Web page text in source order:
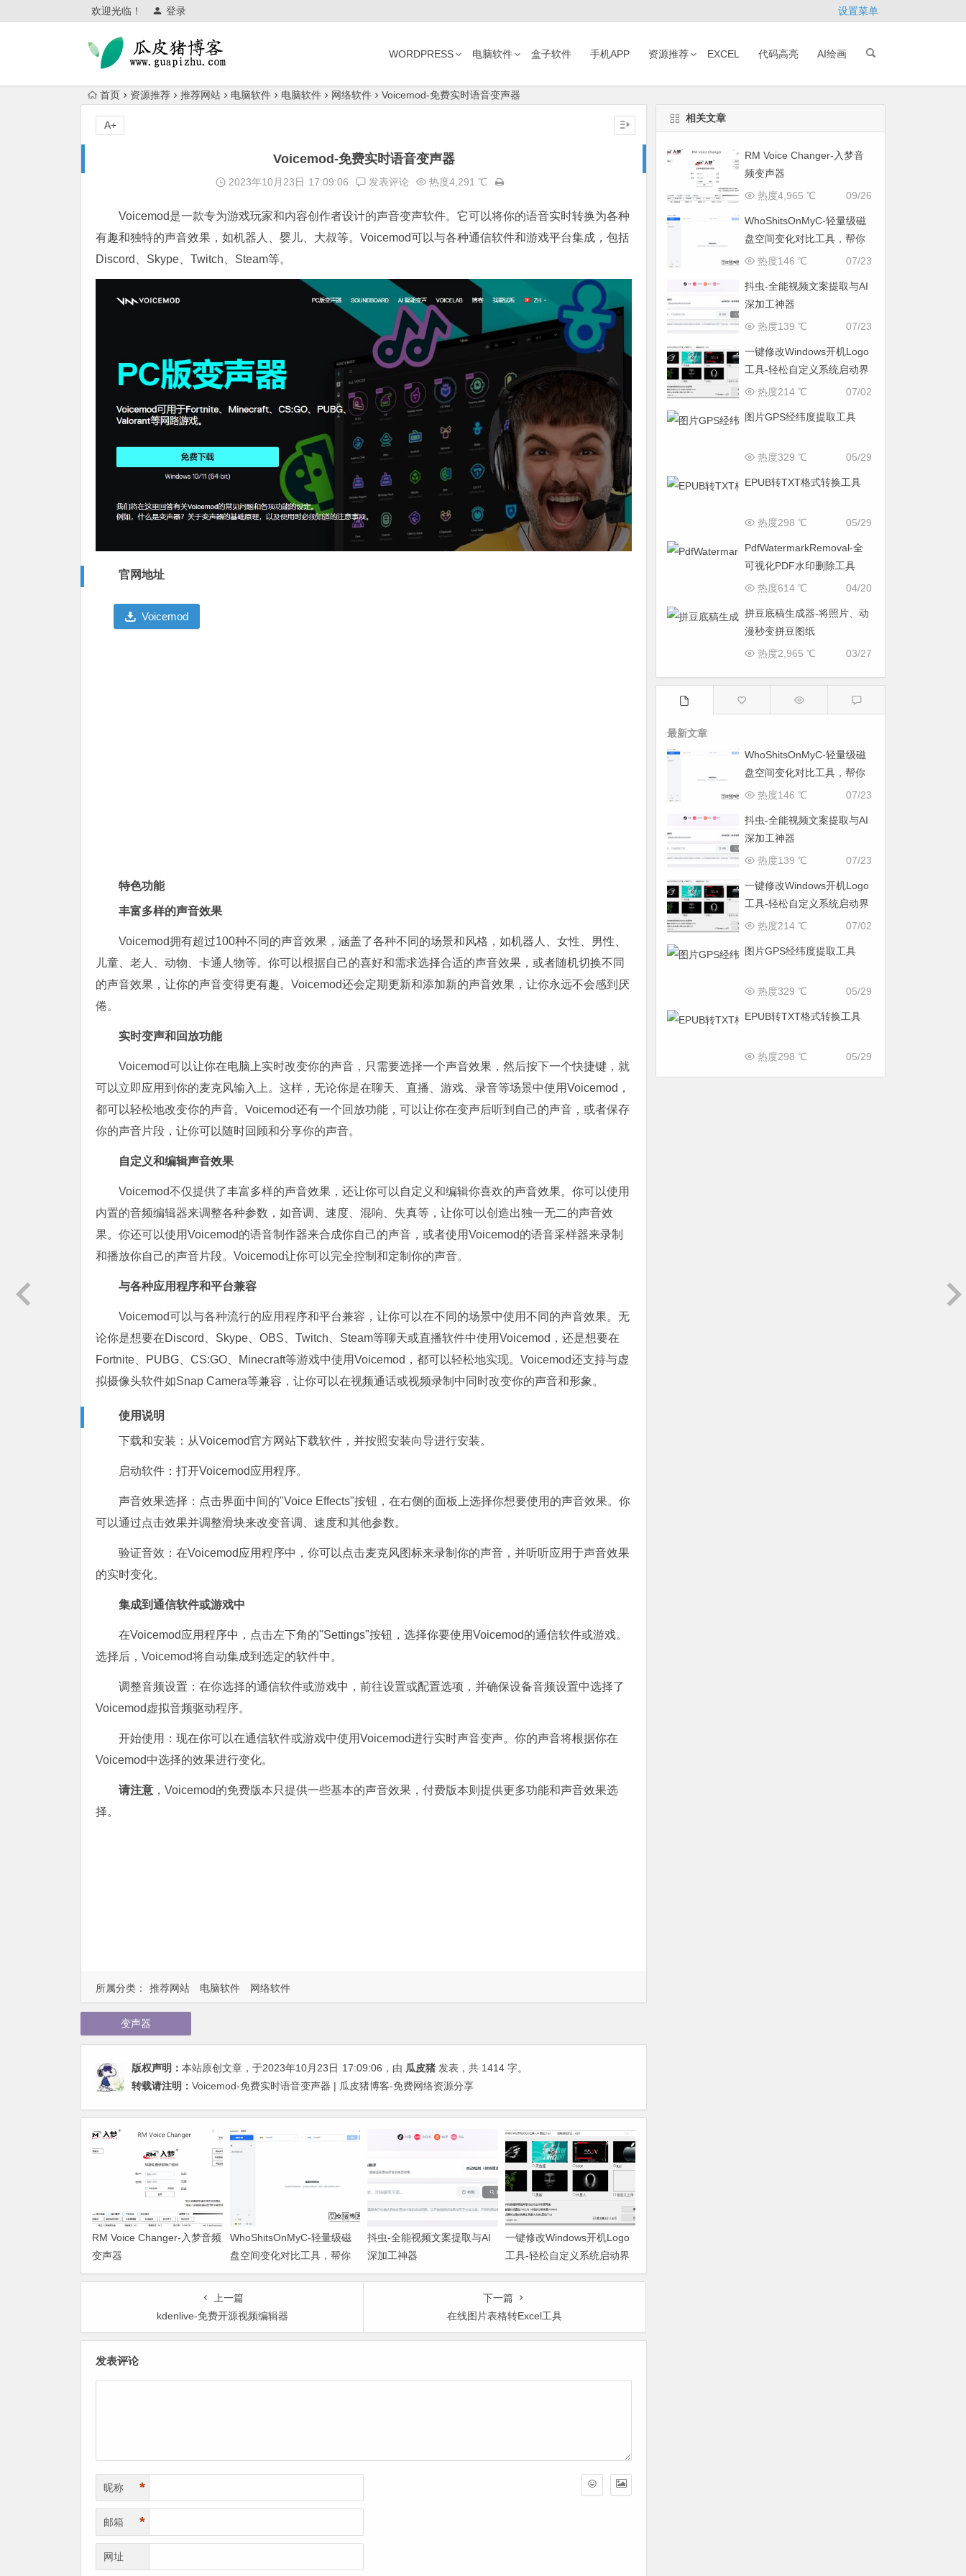
欢迎光临！ 登录 设置菜单
WORDPRESS 电脑软件 盒子软件 手机APP 资源推荐 EXCEL 代码高亮 AI绘画
首页 资源推荐 推荐网站 电脑软件 电脑软件 网络软件 Voicemod-免费实时语音变声器
Voicemod-免费实时语音变声器
2023年10月23日 17:09:06 发表评论 热度4,291 ℃
Voicemod是一款专为游戏玩家和内容创作者设计的声音变声软件。它可以将你的语音实时转换为各种
有趣和独特的声音效果，如机器人、婴儿、大叔等。Voicemod可以与各种通信软件和游戏平台集成，包括
Discord、Skype、Twitch、Steam等。
官网地址
Voicemod
特色功能
丰富多样的声音效果
Voicemod拥有超过100种不同的声音效果，涵盖了各种不同的场景和风格，如机器人、女性、男性、
儿童、老人、动物、卡通人物等。你可以根据自己的喜好和需求选择合适的声音效果，或者随机切换不同
的声音效果，让你的声音变得更有趣。Voicemod还会定期更新和添加新的声音效果，让你永远不会感到厌
倦。
实时变声和回放功能
Voicemod可以让你在电脑上实时改变你的声音，只需要选择一个声音效果，然后按下一个快捷键，就
可以立即应用到你的麦克风输入上。这样，无论你是在聊天、直播、游戏、录音等场景中使用Voicemod，
都可以轻松地改变你的声音。Voicemod还有一个回放功能，可以让你在变声后听到自己的声音，或者保存
你的声音片段，让你可以随时回顾和分享你的声音。
自定义和编辑声音效果
Voicemod不仅提供了丰富多样的声音效果，还让你可以自定义和编辑你喜欢的声音效果。你可以使用
内置的音频编辑器来调整各种参数，如音调、速度、混响、失真等，让你可以创造出独一无二的声音效
果。你还可以使用Voicemod的语音制作器来合成你自己的声音，或者使用Voicemod的语音采样器来录制
和播放你自己的声音片段。Voicemod让你可以完全控制和定制你的声音。
与各种应用程序和平台兼容
Voicemod可以与各种流行的应用程序和平台兼容，让你可以在不同的场景中使用不同的声音效果。无
论你是想要在Discord、Skype、OBS、Twitch、Steam等聊天或直播软件中使用Voicemod，还是想要在
Fortnite、PUBG、CS:GO、Minecraft等游戏中使用Voicemod，都可以轻松地实现。Voicemod还支持与虚
拟摄像头软件如Snap Camera等兼容，让你可以在视频通话或视频录制中同时改变你的声音和形象。
使用说明
下载和安装：从Voicemod官方网站下载软件，并按照安装向导进行安装。
启动软件：打开Voicemod应用程序。
声音效果选择：点击界面中间的"Voice Effects"按钮，在右侧的面板上选择你想要使用的声音效果。你
可以通过点击效果并调整滑块来改变音调、速度和其他参数。
验证音效：在Voicemod应用程序中，你可以点击麦克风图标来录制你的声音，并听听应用于声音效果
的实时变化。
集成到通信软件或游戏中
在Voicemod应用程序中，点击左下角的"Settings"按钮，选择你要使用Voicemod的通信软件或游戏。
选择后，Voicemod将自动集成到选定的软件中。
调整音频设置：在你选择的通信软件或游戏中，前往设置或配置选项，并确保设备音频设置中选择了
Voicemod虚拟音频驱动程序。
开始使用：现在你可以在通信软件或游戏中使用Voicemod进行实时声音变声。你的声音将根据你在
Voicemod中选择的效果进行变化。
请注意 ，Voicemod的免费版本只提供一些基本的声音效果，付费版本则提供更多功能和声音效果选
择。
A+
所属分类： 推荐网站 电脑软件 网络软件
变声器
版权声明： 本站原创文章，于2023年10月23日 17:09:06 ，由 瓜皮猪 发表，共 1414 字。
转载请注明： Voicemod-免费实时语音变声器 | 瓜皮猪博客-免费网络资源分享
RM Voice Changer-入梦音频
变声器
WhoShitsOnMyC-轻量级磁
盘空间变化对比工具，帮你
找出“吃掉”空间的罪魁祸首
抖虫-全能视频文案提取与AI
深加工神器
一键修改Windows开机Logo
工具-轻松自定义系统启动界
面
上一篇
kdenlive-免费开源视频编辑器
下一篇
在线图片表格转Excel工具
发表评论
昵称 *
邮箱 *
网址
相关文章
RM Voice Changer-入梦音
频变声器
09/26
热度4,965 ℃
WhoShitsOnMyC-轻量级磁
盘空间变化对比工具，帮你
找出“吃掉”空间的罪魁祸首
07/23
热度146 ℃
抖虫-全能视频文案提取与AI
深加工神器
07/23
热度139 ℃
一键修改Windows开机Logo
工具-轻松自定义系统启动界
面
07/02
热度214 ℃
图片GPS经纬度提取工具
05/29
热度329 ℃
EPUB转TXT格式转换工具
05/29
热度298 ℃
PdfWatermarkRemoval-全
可视化PDF水印删除工具
04/20
热度614 ℃
拼豆底稿生成器-将照片、动
漫秒变拼豆图纸
03/27
热度2,965 ℃
最新文章
WhoShitsOnMyC-轻量级磁
盘空间变化对比工具，帮你
找出“吃掉”空间的罪魁祸首
07/23
热度146 ℃
抖虫-全能视频文案提取与AI
深加工神器
07/23
热度139 ℃
一键修改Windows开机Logo
工具-轻松自定义系统启动界
面
07/02
热度214 ℃
图片GPS经纬度提取工具
05/29
热度329 ℃
EPUB转TXT格式转换工具
05/29
热度298 ℃